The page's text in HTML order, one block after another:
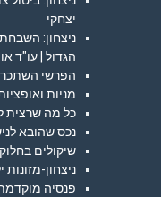
יצחקי
ניצחון:
הגדול | עו"ד
הפרשי
מניות
כל מה שרצית
נכס שהובא
שיקולים
ניצחון-מזונות
פנסיה מוקדמת